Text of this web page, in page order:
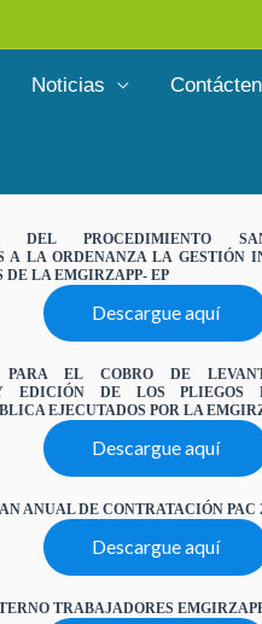
Noticias
DEL PROCEDIMIENTO
A LA ORDENANZA LA GESTIÓN
DE LA EMGIRZAPP- EP
Descargue aquí
PARA EL COBRO DE
Y EDICIÓN DE LOS PLIEGOS
EJECUTADOS POR LA
Descargue aquí
ANUAL DE CONTRATACIÓN PAC
Descargue aquí
TRABAJADORES